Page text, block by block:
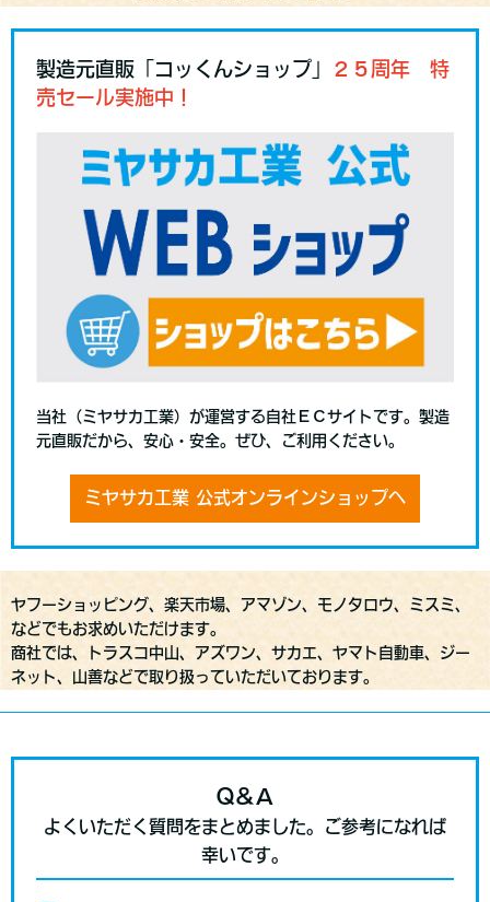
製造元直販「コッくんショップ」
２５周年 特
売セール実施中！
当社（ミヤサカ工業）が運営する自社ＥＣサイトです。製造
元直販だから、安心・安全。ぜひ、ご利用ください。
ミヤサカ工業 公式オンラインショップへ
ヤフーショッピング、楽天市場、アマゾン、モノタロウ、ミスミ、
などでもお求めいただけます。
商社では、トラスコ中山、アズワン、サカエ、ヤマト自動車、ジー
ネット、山善などで取り扱っていただいております。
Q&A
よくいただく質問をまとめました。ご参考になれば
幸いです。